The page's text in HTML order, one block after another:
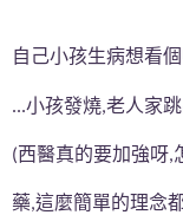
自己小孩生病想看
...小孩發燒,老人家
(西醫真的要加強呀,
藥,這麼簡單的理念